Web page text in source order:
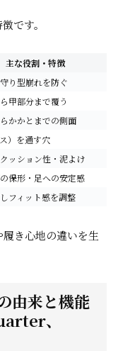
です。
主な役割・特徴
り型崩れを防ぐ
甲部分まで覆う
かかとまでの側面
）を通す穴
ッション性・泥よけ
保形・足への安定感
フィット感を調整
き心地の違いを生
由来と機能
、